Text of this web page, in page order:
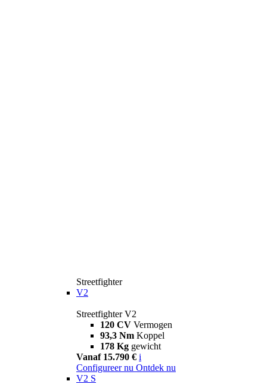
Streetfighter
V2
Streetfighter V2
120 CV Vermogen
93,3 Nm Koppel
178 Kg gewicht
Vanaf 15.790 € i
Configureer nu Ontdek nu
V2 S